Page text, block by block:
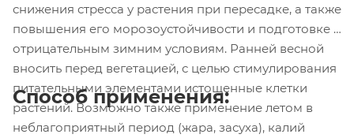
снижения стресса у растения при пересадке, а также
повышения его морозоустойчивости и подготовке к
отрицательным зимним условиям. Ранней весной
вносить перед вегетацией, с целью стимулирования
питательными элементами истощенные клетки
растений. Возможно также применение летом в
неблагоприятный период (жара, засуха), калий
Способ применения: